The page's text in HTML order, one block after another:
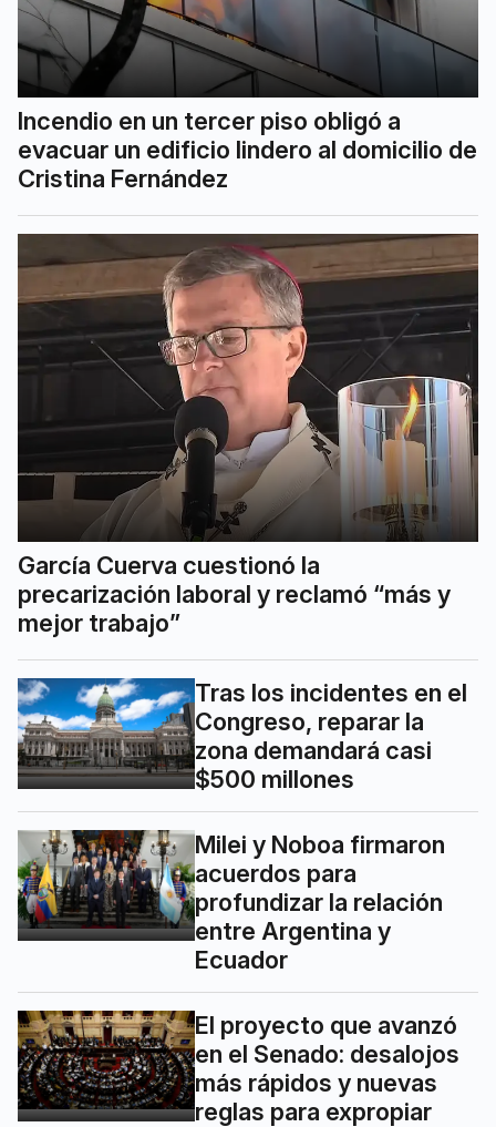
Incendio en un tercer piso obligó a
evacuar un edificio lindero al domicilio de
Cristina Fernández
García Cuerva cuestionó la
precarización laboral y reclamó “más y
mejor trabajo”
Tras los incidentes en el
Congreso, reparar la
zona demandará casi
$500 millones
Milei y Noboa firmaron
acuerdos para
profundizar la relación
entre Argentina y
Ecuador
El proyecto que avanzó
en el Senado: desalojos
más rápidos y nuevas
reglas para expropiar